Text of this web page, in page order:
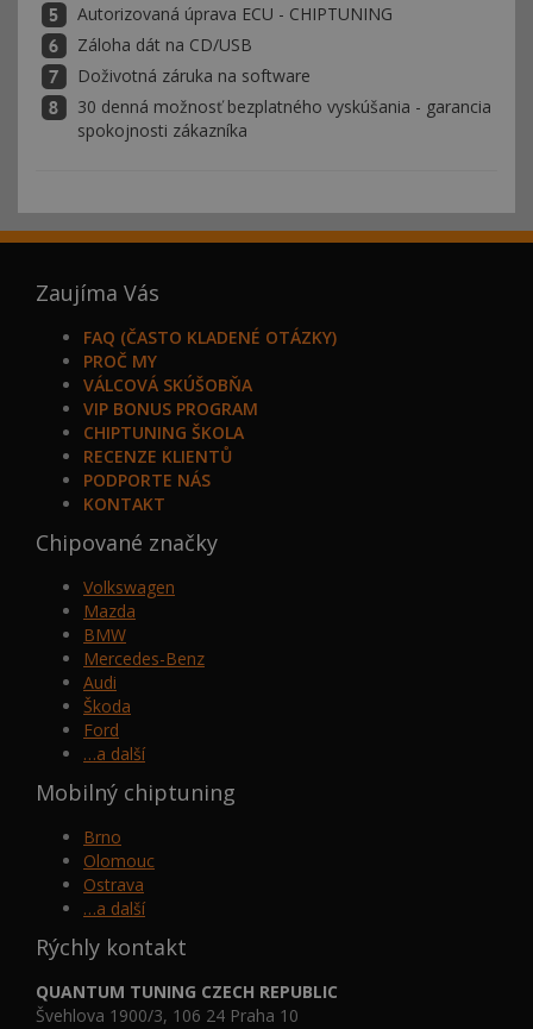
Autorizovaná úprava ECU - CHIPTUNING
Záloha dát na CD/USB
Doživotná záruka na software
30 denná možnosť bezplatného vyskúšania - garancia
spokojnosti zákazníka
Zaujíma Vás
FAQ (ČASTO KLADENÉ OTÁZKY)
PROČ MY
VÁLCOVÁ SKÚŠOBŇA
VIP BONUS PROGRAM
CHIPTUNING ŠKOLA
RECENZE KLIENTŮ
PODPORTE NÁS
KONTAKT
Chipované značky
Volkswagen
Mazda
BMW
Mercedes-Benz
Audi
Škoda
Ford
…a další
Mobilný chiptuning
Brno
Olomouc
Ostrava
…a další
Rýchly kontakt
QUANTUM TUNING CZECH REPUBLIC
Švehlova 1900/3, 106 24 Praha 10